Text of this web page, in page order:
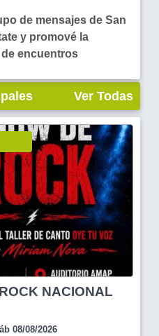
de mensajes de San
y promové la
encuentros
Ver Todas
NACIONAL
08/08/2026